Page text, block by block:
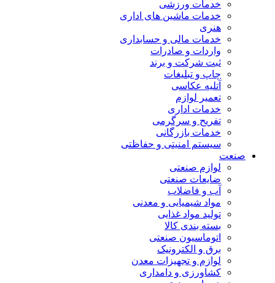
خدمات ورزشی
خدمات ماشین های اداری
هنری
خدمات مالی و حسابداری
واردات و صادرات
ثبت شرکت و برند
چاپ و تبلیغات
آتلیه عکاسی
تعمیر لوازم
خدمات اداری
تفریح و سرگرمی
خدمات بازرگانی
سیستم امنیتی و حفاظتی
صنعت
لوازم صنعتی
ضایعات صنعتی
آب و فاضلاب
مواد شیمیایی و معدنی
تولید مواد غذایی
بسته بندی کالا
اتوماسیون صنعتی
برق و الکترونیک
لوازم و تجهیزات معدن
کشاورزی و دامداری